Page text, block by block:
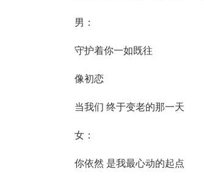
男：
守护着你一如既往
像初恋
当我们 终于变老的那一天
女：
你依然 是我最心动的起点